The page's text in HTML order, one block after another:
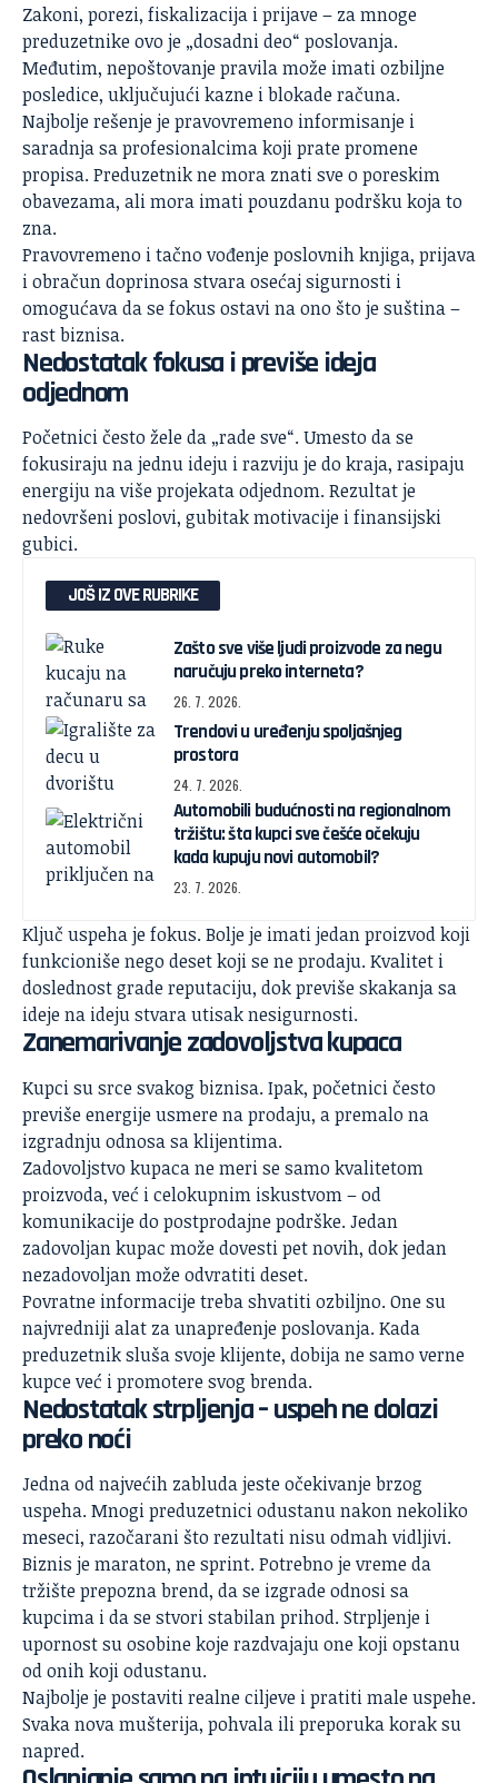
Zakoni, porezi, fiskalizacija i prijave – za mnoge
preduzetnike ovo je „dosadni deo“ poslovanja.
Međutim, nepoštovanje pravila može imati ozbiljne
posledice, uključujući kazne i blokade računa.
Najbolje rešenje je pravovremeno informisanje i
saradnja sa profesionalcima koji prate promene
propisa. Preduzetnik ne mora znati sve o poreskim
obavezama, ali mora imati pouzdanu podršku koja to
zna.
Pravovremeno i tačno vođenje poslovnih knjiga, prijava
i obračun doprinosa stvara osećaj sigurnosti i
omogućava da se fokus ostavi na ono što je suština –
rast biznisa.
Nedostatak fokusa i previše ideja
odjednom
Početnici često žele da „rade sve“. Umesto da se
fokusiraju na jednu ideju i razviju je do kraja, rasipaju
energiju na više projekata odjednom. Rezultat je
nedovršeni poslovi, gubitak motivacije i finansijski
gubici.
JOŠ IZ OVE RUBRIKE
Zašto sve više ljudi proizvode za negu
naručuju preko interneta?
26. 7. 2026.
Trendovi u uređenju spoljašnjeg
prostora
24. 7. 2026.
Automobili budućnosti na regionalnom
tržištu: šta kupci sve češće očekuju
kada kupuju novi automobil?
23. 7. 2026.
Ključ uspeha je fokus. Bolje je imati jedan proizvod koji
funkcioniše nego deset koji se ne prodaju. Kvalitet i
doslednost grade reputaciju, dok previše skakanja sa
ideje na ideju stvara utisak nesigurnosti.
Zanemarivanje zadovoljstva kupaca
Kupci su srce svakog biznisa. Ipak, početnici često
previše energije usmere na prodaju, a premalo na
izgradnju odnosa sa klijentima.
Zadovoljstvo kupaca ne meri se samo kvalitetom
proizvoda, već i celokupnim iskustvom – od
komunikacije do postprodajne podrške. Jedan
zadovoljan kupac može dovesti pet novih, dok jedan
nezadovoljan može odvratiti deset.
Povratne informacije treba shvatiti ozbiljno. One su
najvredniji alat za unapređenje poslovanja. Kada
preduzetnik sluša svoje klijente, dobija ne samo verne
kupce već i promotere svog brenda.
Nedostatak strpljenja – uspeh ne dolazi
preko noći
Jedna od najvećih zabluda jeste očekivanje brzog
uspeha. Mnogi preduzetnici odustanu nakon nekoliko
meseci, razočarani što rezultati nisu odmah vidljivi.
Biznis je maraton, ne sprint. Potrebno je vreme da
tržište prepozna brend, da se izgrade odnosi sa
kupcima i da se stvori stabilan prihod. Strpljenje i
upornost su osobine koje razdvajaju one koji opstanu
od onih koji odustanu.
Najbolje je postaviti realne ciljeve i pratiti male uspehe.
Svaka nova mušterija, pohvala ili preporuka korak su
napred.